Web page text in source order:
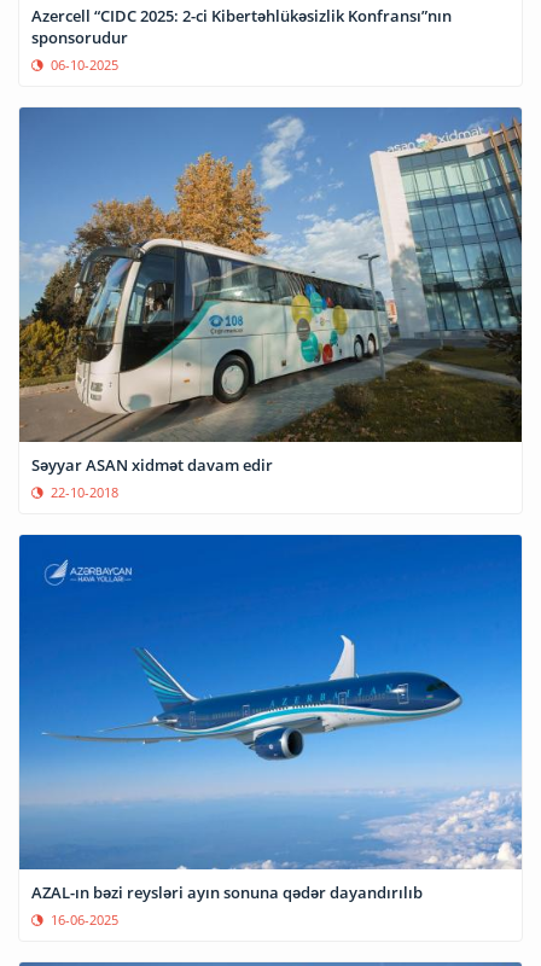
Azercell “CIDC 2025: 2-ci Kibertəhlükəsizlik Konfransı”nın
sponsorudur
06-10-2025
Səyyar ASAN xidmət davam edir
22-10-2018
AZAL-ın bəzi reysləri ayın sonuna qədər dayandırılıb
16-06-2025